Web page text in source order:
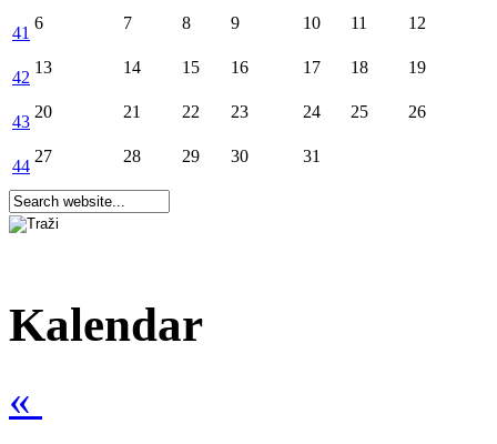
41
6 7 8 9 10 11 12
42
13 14 15 16 17 18 19
43
20 21 22 23 24 25 26
44
27 28 29 30 31
Kalendar
«